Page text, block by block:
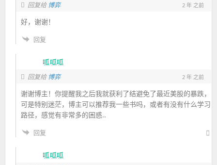
回复给 博弈 2 年 之前
好，谢谢！
回复
呱呱呱
回复给 博弈 2 年 之前
谢谢博主！你提醒我之后我就获利了结避免了最近美股的暴跌，
可是特别迷茫，博主可以推荐我一些书吗，或者有没有什么学习
路径，感觉有非常多的困惑..
回复
呱呱呱